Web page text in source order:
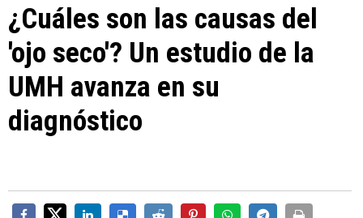
¿Cuáles son las causas del
'ojo seco'? Un estudio de la
UMH avanza en su
diagnóstico